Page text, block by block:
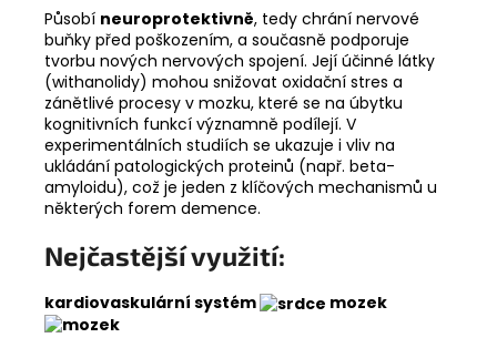
Působí neuroprotektivně, tedy chrání nervové
buňky před poškozením, a současně podporuje
tvorbu nových nervových spojení. Její účinné látky
(withanolidy) mohou snižovat oxidační stres a
zánětlivé procesy v mozku, které se na úbytku
kognitivních funkcí významně podílejí. V
experimentálních studiích se ukazuje i vliv na
ukládání patologických proteinů (např. beta-
amyloidu), což je jeden z klíčových mechanismů u
některých forem demence.
Nejčastější využití:
kardiovaskulární systém mozek